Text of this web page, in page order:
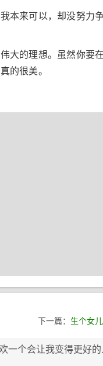
本来可以，却没努力
大的理想。虽然你要
的很美。
下一篇： 生个女
一个会让我变得更好的